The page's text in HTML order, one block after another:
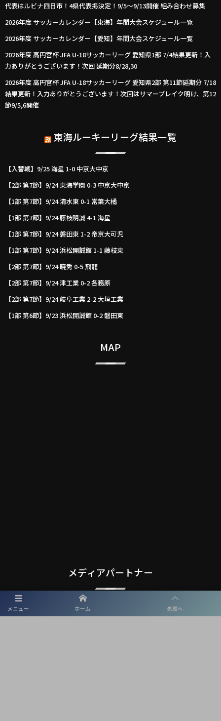
メニュー ホーム 先頭へ
代表はルビナ四日市！4県代表掲決定！9/5～9/13開催 組み合わせ募集
2026年度 サッカーカレンダー【東海】年間大会スケジュール一覧
2026年度 サッカーカレンダー【愛知】年間大会スケジュール一覧
2026年度 高円宮杯 JFA U-18サッカーリーグ 愛知県1部 7/4結果更新！入
力ありがとうございます！次回 延期分8/28,30
2026年度 高円宮杯 JFA U-18サッカーリーグ 愛知県2部 第11節延期分 7/18
結果更新！入力ありがとうございます！次回はサマーブレイク明け、第12
節9/5,6開催
東海ルーキーリーグ結果一覧
【入替戦】9/25 海星 1-0 中京大中京
【2部 第7節】9/24 東海学園 0-3 中京大中京
【1部 第7節】9/24 清水東 0-1 常葉大橘
【1部 第7節】9/24 藤枝明誠 4-1 海星
【1部 第7節】9/24 磐田東 1-2 帝京大可児
【1部 第7節】9/24 浜松開誠館 1-1 藤枝東
【2部 第7節】9/24 暁秀 0-5 飛龍
【2部 第7節】9/24 津工業 0-2 各務原
【2部 第7節】9/24 岐阜工業 2-2 大垣工業
【1部 第6節】9/23 浜松開誠館 0-2 磐田東
MAP
メディアパートナー